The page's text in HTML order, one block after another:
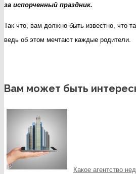
за испорченный праздник.
Так что, вам должно быть известно, что
ведь об этом мечтают каждые родители.
Вам может быть
Какое агентство